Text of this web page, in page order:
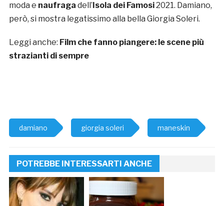
moda e naufraga dell’Isola dei Famosi2021. Damiano,
però, si mostra legatissimo alla bella Giorgia Soleri.
Leggi anche: Film che fanno piangere: le scene più
strazianti di sempre
damiano giorgia soleri maneskin
POTREBBE INTERESSARTI ANCHE